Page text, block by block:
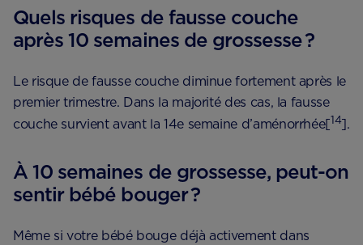
Quels risques de fausse couche
après 10 semaines de grossesse ?
Le risque de fausse couche diminue fortement après le
premier trimestre. Dans la majorité des cas, la fausse
couche survient avant la 14e semaine d’aménorrhée[14].
À 10 semaines de grossesse, peut-on
sentir bébé bouger ?
Même si votre bébé bouge déjà activement dans